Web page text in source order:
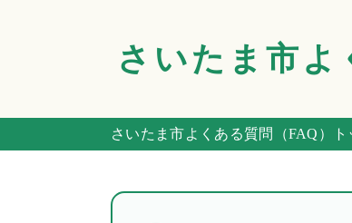
さいたま市 よ
さいたま市よくある質問（FAQ）ト